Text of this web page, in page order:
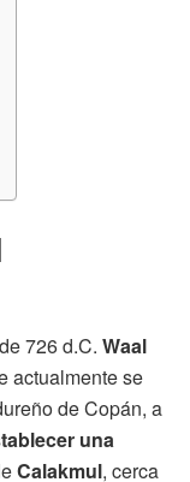
726 d.C. Waal
actualmente se
de Copán, a
una
Calakmul, cerca